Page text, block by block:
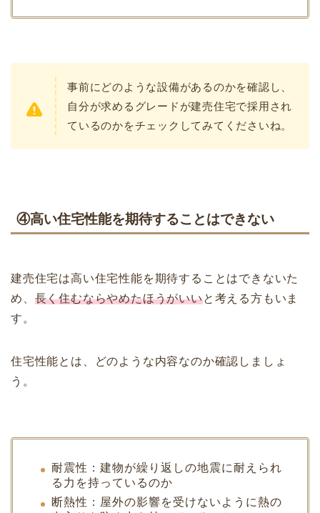
事前にどのような設備があるのかを確認し、
自分が求めるグレードが建売住宅で採用され
ているのかをチェックしてみてくださいね。
④高い住宅性能を期待することはできない
建売住宅は高い住宅性能を期待することはできないた
め、 長く住むならやめたほうがいいと考える方もいま
す。
住宅性能とは、どのような内容なのか確認しましょ
う。
耐震性：建物が繰り返しの地震に耐えられ
る力を持っているのか
断熱性：屋外の影響を受けないように熱の